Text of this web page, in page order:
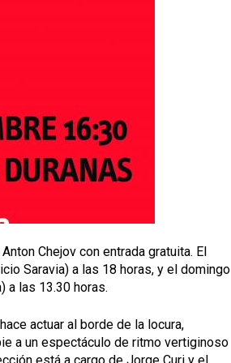
Anton Chejov con entrada gratuita. El
Saravia) a las 18 horas, y el domingo
a las 13.30 horas.
actuar al borde de la locura,
a un espectáculo de ritmo vertiginoso